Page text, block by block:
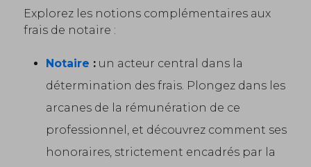
Explorez les notions complémentaires aux
frais de notaire :
Notaire : un acteur central dans la
détermination des frais. Plongez dans les
arcanes de la rémunération de ce
professionnel, et découvrez comment ses
honoraires, strictement encadrés par la